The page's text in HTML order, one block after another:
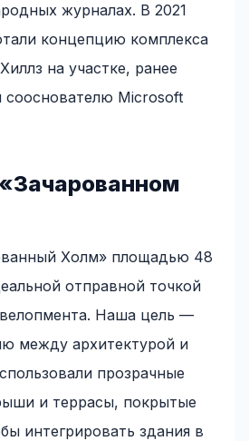
журналах. В 2021
концепцию комплекса
на участке, ранее
Microsoft
Холм» площадью 48
отправной точкой
Наша цель —
между архитектурой и
прозрачные
и террасы, покрытые
интегрировать здания в